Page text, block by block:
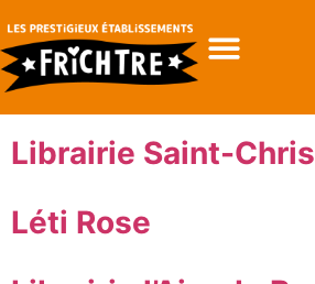
Librairie Saint-
Léti Rose